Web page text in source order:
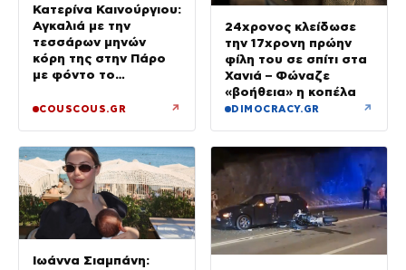
Κατερίνα Καινούργιου:
Αγκαλιά με την
τεσσάρων μηνών
κόρη της στην Πάρο
με φόντο το
COUSCOUS.GR ↗
24χρονος κλείδωσε
την 17χρονη πρώην
φίλη του σε σπίτι στα
Χανιά – Φώναζε
«βοήθεια» η κοπέλα
DIMOCRACY.GR ↗
Ιωάννα Σιαμπάνη: